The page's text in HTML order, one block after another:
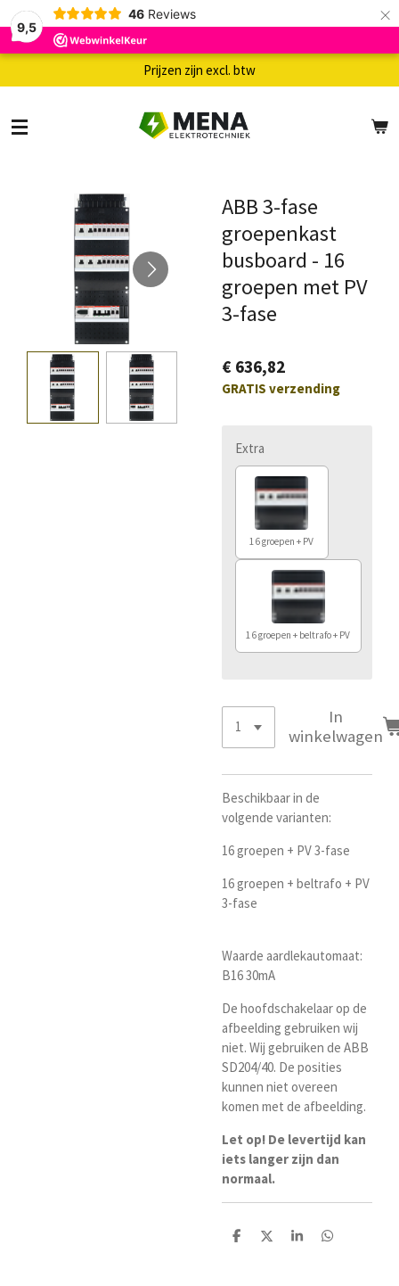
9,5
46 Reviews ×
Prijzen zijn excl. btw
ABB 3-fase
groepenkast
busboard - 16
groepen met PV
3-fase
€ 636,82
GRATIS verzending
Extra
16 groepen + PV
16 groepen + beltrafo + PV
In
winkelwagen
Beschikbaar in de
volgende varianten:
16 groepen + PV 3-fase
16 groepen + beltrafo + PV
3-fase
Waarde aardlekautomaat:
B16 30mA
De hoofdschakelaar op de
afbeelding gebruiken wij
niet. Wij gebruiken de ABB
SD204/40. De posities
kunnen niet overeen
komen met de afbeelding.
Let op! De levertijd kan
iets langer zijn dan
normaal.
D
D
S
D